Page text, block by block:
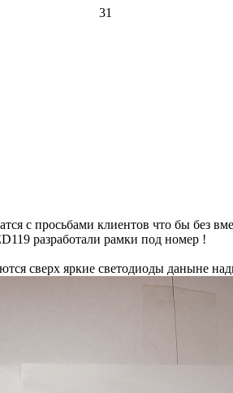
31
с просьбами клиентов что бы без
разработали рамки под номер !
сверх яркие светодиоды даныне